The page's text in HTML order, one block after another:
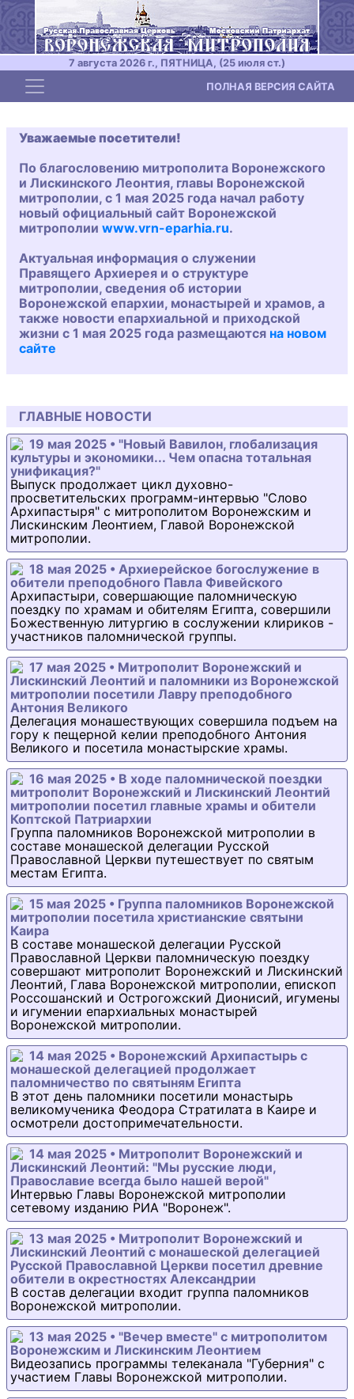
7 августа 2026 г., ПЯТНИЦА, (25 июля ст.)
Toggle navigation ПОЛНАЯ ВЕРСИЯ САЙТА
Уважаемые посетители!
По благословению митрополита Воронежского
и Лискинского Леонтия, главы Воронежской
митрополии, с 1 мая 2025 года начал работу
новый официальный сайт Воронежской
митрополии www.vrn-eparhia.ru.
Актуальная информация о служении
Правящего Архиерея и о структуре
митрополии, сведения об истории
Воронежской епархии, монастырей и храмов, а
также новости епархиальной и приходской
жизни с 1 мая 2025 года размещаются на новом
сайте
ГЛАВНЫЕ НОВОСТИ
19 мая 2025 • "Новый Вавилон, глобализация
культуры и экономики... Чем опасна тотальная
унификация?"
Выпуск продолжает цикл духовно-
просветительских программ-интервью "Слово
Архипастыря" с митрополитом Воронежским и
Лискинским Леонтием, Главой Воронежской
митрополии.
18 мая 2025 • Архиерейское богослужение в
обители преподобного Павла Фивейского
Архипастыри, совершающие паломническую
поездку по храмам и обителям Египта, совершили
Божественную литургию в сослужении клириков -
участников паломнической группы.
17 мая 2025 • Митрополит Воронежский и
Лискинский Леонтий и паломники из Воронежской
митрополии посетили Лавру преподобного
Антония Великого
Делегация монашествующих совершила подъем на
гору к пещерной келии преподобного Антония
Великого и посетила монастырские храмы.
16 мая 2025 • В ходе паломнической поездки
митрополит Воронежский и Лискинский Леонтий
митрополии посетил главные храмы и обители
Коптской Патриархии
Группа паломников Воронежской митрополии в
составе монашеской делегации Русской
Православной Церкви путешествует по святым
местам Египта.
15 мая 2025 • Группа паломников Воронежской
митрополии посетила христианские святыни
Каира
В составе монашеской делегации Русской
Православной Церкви паломническую поездку
совершают митрополит Воронежский и Лискинский
Леонтий, Глава Воронежской митрополии, епископ
Россошанский и Острогожский Дионисий, игумены
и игумении епархиальных монастырей
Воронежской митрополии.
14 мая 2025 • Воронежский Архипастырь с
монашеской делегацией продолжает
паломничество по святыням Египта
В этот день паломники посетили монастырь
великомученика Феодора Стратилата в Каире и
осмотрели достопримечательности.
14 мая 2025 • Митрополит Воронежский и
Лискинский Леонтий: "Мы русские люди,
Православие всегда было нашей верой"
Интервью Главы Воронежской митрополии
сетевому изданию РИА "Воронеж".
13 мая 2025 • Митрополит Воронежский и
Лискинский Леонтий с монашеской делегацией
Русской Православной Церкви посетил древние
обители в окрестностях Александрии
В состав делегации входит группа паломников
Воронежской митрополии.
13 мая 2025 • "Вечер вместе" с митрополитом
Воронежским и Лискинским Леонтием
Видеозапись программы телеканала "Губерния" с
участием Главы Воронежской митрополии.